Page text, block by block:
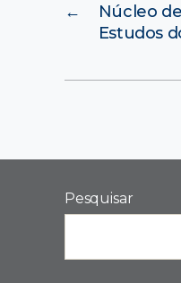
←
Núcleo
Estudos
Pesquisar